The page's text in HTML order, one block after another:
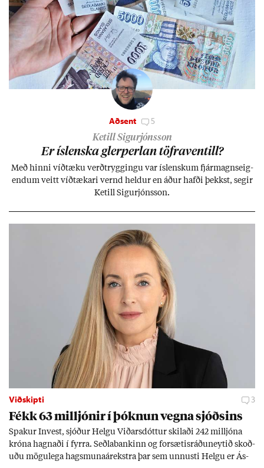
Aðsent 5
Ketill Sigurjónsson
Er ís­lenska glerperl­an töfra­ventill?
Með hinni víð­tæku verð­trygg­ingu var ís­lensk­um fjár­magns­eig­
end­um veitt víð­tæk­ari vernd held­ur en áð­ur hafði þekkst, seg­ir
Ketill Sig­ur­jóns­son.
Viðskipti 3
Fékk 63 millj­ón­ir í þókn­un vegna sjóðs­ins
Spak­ur In­vest, sjóð­ur Helgu Við­ars­dótt­ur skil­aði 242 millj­óna
króna hagn­aði í fyrra. Seðla­bank­inn og for­sæt­is­ráðu­neyt­ið skoð­
uðu mögu­lega hags­muna­árekstra þar sem unnusti Helgu er Ás­